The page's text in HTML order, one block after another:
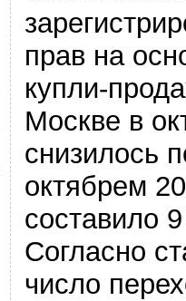
прав на
купли-
Москве в
снизилось
октябрем
составило
Согласно
число